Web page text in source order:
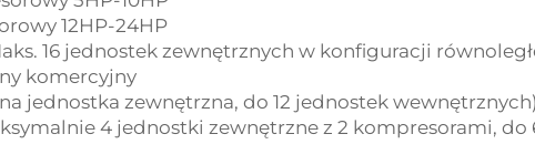
12HP-24HP
16 jednostek zewnętrznych w konfiguracji
komercyjny
jednostka zewnętrzna, do 12 jednostek wewnętrznych)
4 jednostki zewnętrzne z 2 kompresorami,